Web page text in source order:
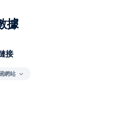
據
接
網站